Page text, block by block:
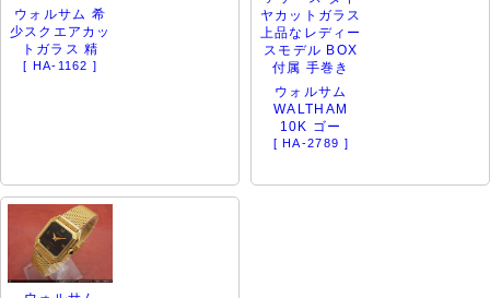
ウォルサム 希
少スクエアカッ
トガラス 精
[ HA-1162 ]
ウォルサム
WALTHAM
10K ゴー
[ HA-2789 ]